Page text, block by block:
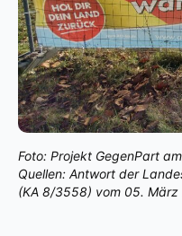
Foto: Projekt GegenPart
Quellen: Antwort der
(KA 8/3558) vom 05. März